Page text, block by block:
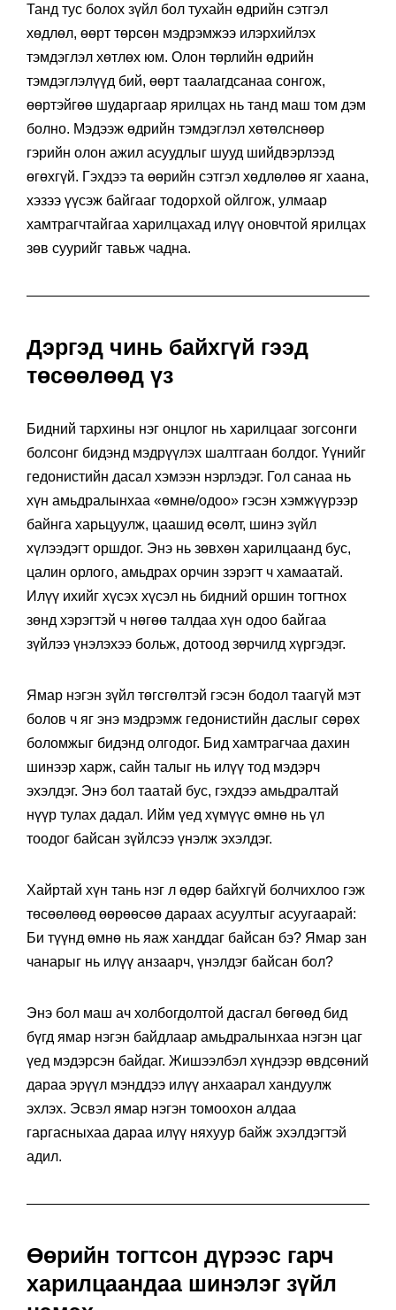
Танд тус болох зүйл бол тухайн өдрийн сэтгэл
хөдлөл, өөрт төрсөн мэдрэмжээ илэрхийлэх
тэмдэглэл хөтлөх юм. Олон төрлийн өдрийн
тэмдэглэлүүд бий, өөрт таалагдсанаа сонгож,
өөртэйгөө шударгаар ярилцах нь танд маш том дэм
болно. Мэдээж өдрийн тэмдэглэл хөтөлснөөр
гэрийн олон ажил асуудлыг шууд шийдвэрлээд
өгөхгүй. Гэхдээ та өөрийн сэтгэл хөдлөлөө яг хаана,
хэзээ үүсэж байгааг тодорхой ойлгож, улмаар
хамтрагчтайгаа харилцахад илүү оновчтой ярилцах
зөв суурийг тавьж чадна.
Дэргэд чинь байхгүй гээд
төсөөлөөд үз
Бидний тархины нэг онцлог нь харилцааг зогсонги
болсонг бидэнд мэдрүүлэх шалтгаан болдог. Үүнийг
гедонистийн дасал хэмээн нэрлэдэг. Гол санаа нь
хүн амьдралынхаа «өмнө/одоо» гэсэн хэмжүүрээр
байнга харьцуулж, цаашид өсөлт, шинэ зүйл
хүлээдэгт оршдог. Энэ нь зөвхөн харилцаанд бус,
цалин орлого, амьдрах орчин зэрэгт ч хамаатай.
Илүү ихийг хүсэх хүсэл нь бидний оршин тогтнох
зөнд хэрэгтэй ч нөгөө талдаа хүн одоо байгаа
зүйлээ үнэлэхээ больж, дотоод зөрчилд хүргэдэг.
Ямар нэгэн зүйл төгсгөлтэй гэсэн бодол таагүй мэт
болов ч яг энэ мэдрэмж гедонистийн даслыг сөрөх
боломжыг бидэнд олгодог. Бид хамтрагчаа дахин
шинээр харж, сайн талыг нь илүү тод мэдэрч
эхэлдэг. Энэ бол таатай бус, гэхдээ амьдралтай
нүүр тулах дадал. Ийм үед хүмүүс өмнө нь үл
тоодог байсан зүйлсээ үнэлж эхэлдэг.
Хайртай хүн тань нэг л өдөр байхгүй болчихлоо гэж
төсөөлөөд өөрөөсөө дараах асуултыг асуугаарай:
Би түүнд өмнө нь яаж ханддаг байсан бэ? Ямар зан
чанарыг нь илүү анзаарч, үнэлдэг байсан бол?
Энэ бол маш ач холбогдолтой дасгал бөгөөд бид
бүгд ямар нэгэн байдлаар амьдралынхаа нэгэн цаг
үед мэдэрсэн байдаг. Жишээлбэл хүндээр өвдсөний
дараа эрүүл мэнддээ илүү анхаарал хандуулж
эхлэх. Эсвэл ямар нэгэн томоохон алдаа
гаргасныхаа дараа илүү няхуур байж эхэлдэгтэй
адил.
Өөрийн тогтсон дүрээс гарч
харилцаандаа шинэлэг зүйл